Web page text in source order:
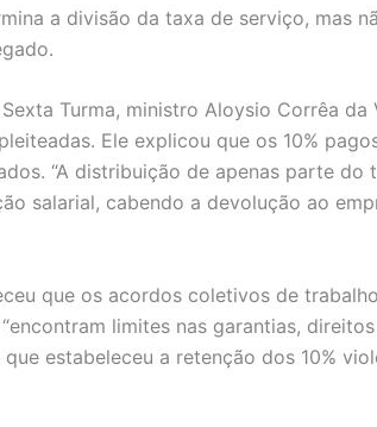
a divisão da taxa de serviço, mas
Turma, ministro Aloysio Corrêa
Ele explicou que os 10%
“A distribuição de apenas parte
salarial, cabendo a devolução ao
que os acordos coletivos de
limites nas garantias,
que estabeleceu a retenção dos 10%